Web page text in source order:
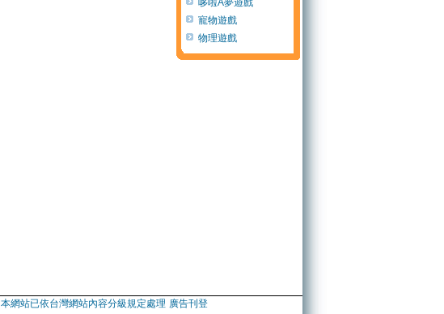
哆啦A夢遊戲
寵物遊戲
物理遊戲
本網站已依台灣網站內容分級規定處理 廣告刊登